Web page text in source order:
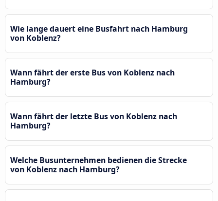
Wie lange dauert eine Busfahrt nach Hamburg
von Koblenz?
Wann fährt der erste Bus von Koblenz nach
Hamburg?
Wann fährt der letzte Bus von Koblenz nach
Hamburg?
Welche Busunternehmen bedienen die Strecke
von Koblenz nach Hamburg?